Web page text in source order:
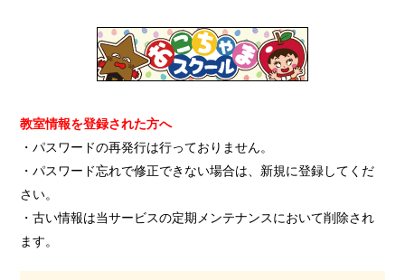
教室情報を登録された方へ
・パスワードの再発行は行っておりません。
・パスワード忘れで修正できない場合は、新規に登録してくだ
さい。
・古い情報は当サービスの定期メンテナンスにおいて削除され
ます。